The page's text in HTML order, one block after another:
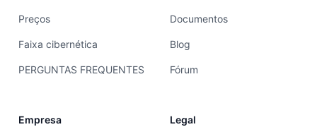
Preços
Faixa cibernética
PERGUNTAS FREQUENTES
Documentos
Blog
Fórum
Empresa Legal